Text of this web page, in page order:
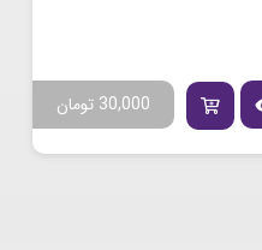
تومان 30,000